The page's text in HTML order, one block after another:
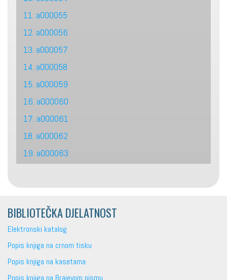
11. a000055
12. a000056
13. a000057
14. a000058
15. a000059
16. a000060
17. a000061
18. a000062
19. a000063
BIBLIOTEČKA DJELATNOST
Elektronski katalog
Popis knjiga na crnom tisku
Popis knjiga na kasetama
Popis knjiga na Brajevom pismu